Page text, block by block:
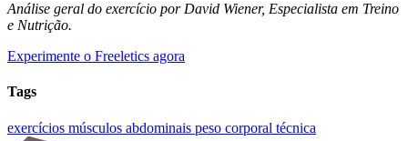
Análise geral do exercício por David Wiener, Especialista em Treino
e Nutrição.
Experimente o Freeletics agora
Tags
exercícios músculos abdominais peso corporal técnica